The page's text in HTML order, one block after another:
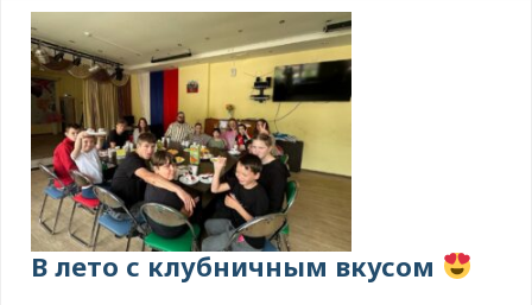
В лето с клубничным вкусом